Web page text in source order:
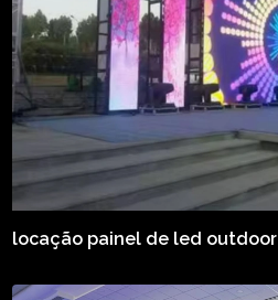
locação painel de led outdoor